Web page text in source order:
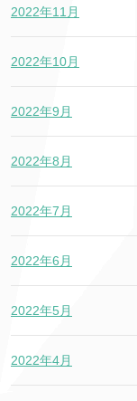
2022年11月
2022年10月
2022年9月
2022年8月
2022年7月
2022年6月
2022年5月
2022年4月